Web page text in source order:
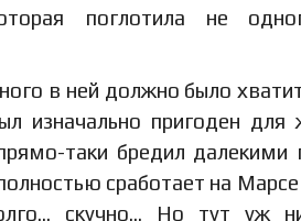
поглотила не
в ней должно было
пригоден для
таки бредил
сработает на
скучно… Но тут уж